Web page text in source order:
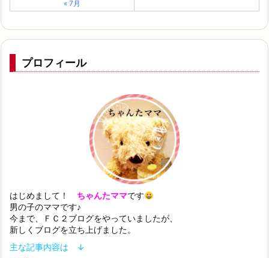
« 7月
プロフィール
はじめまして！ ちゃんたママです
男の子のママです♪
今まで、ＦＣ２ブログをやっていましたが、
新しくブログを立ち上げました。
主な記事内容は ↓